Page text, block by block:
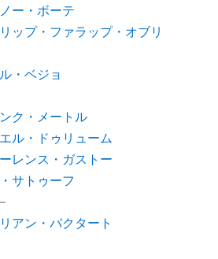
ー・ボーテ
ップ・ファラップ・オブリ
・ベジョ
ク・メートル
ル・ドゥリューム
レンス・ガストー
サトゥーフ
アン・バクタート